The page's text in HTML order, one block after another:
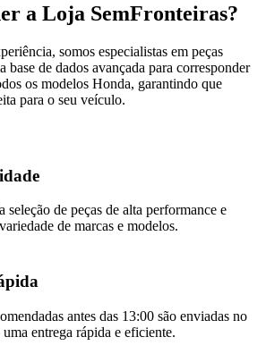
a Loja SemFronteiras?
somos especialistas em peças
de dados avançada para corresponder
os modelos Honda, garantindo que
para o seu veículo.
seleção de peças de alta performance e
de marcas e modelos.
antes das 13:00 são enviadas no
entrega rápida e eficiente.